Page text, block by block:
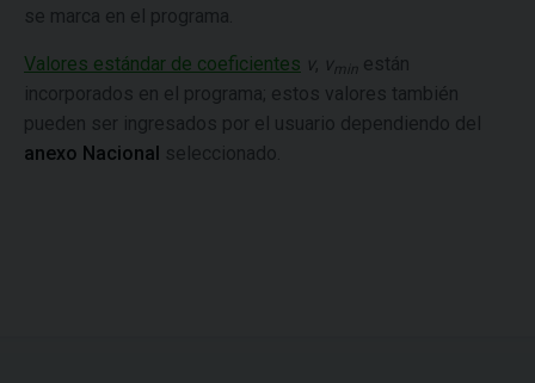
se marca en el programa.
Valores estándar de coeficientes ν, νmin están
incorporados en el programa; estos valores también
pueden ser ingresados por el usuario dependiendo del
anexo Nacional seleccionado.